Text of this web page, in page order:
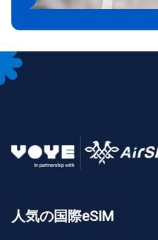
人気の国際eSIM